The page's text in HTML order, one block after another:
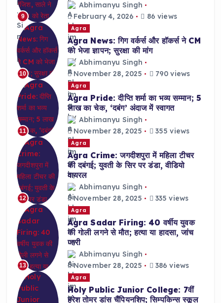
9
Abhimanyu Singh
February 4, 2026
86 views
10
Agra
Agra News: गिग वर्कर्स और हॉकर्स ने CM
को भेजा ज्ञापन; सुरक्षा की मांग
Abhimanyu Singh
November 28, 2025
790 views
11
Agra
Agra Pride: दीप्ति शर्मा का भव्य सम्मान; 5
लाख का चेक, ‘दबंग’ अंदाज में स्वागत
Abhimanyu Singh
November 28, 2025
355 views
12
Agra
Agra Crime: जगदीशपुरा में महिला टीचर
की दबंगई; युवती के सिर पर डंडा, वीडियो
वायरल
Abhimanyu Singh
November 28, 2025
335 views
13
Agra
Agra Sadar Firing: 40 वर्षीय युवक
की गोली लगने से मौत; हत्या या हादसा, जांच
जारी
Abhimanyu Singh
November 28, 2025
386 views
Agra
Holy Public Junior College: 7वीं
हरेश तोमर डांस चैंपियनशिप; सिम्पकिन्स स्कूल